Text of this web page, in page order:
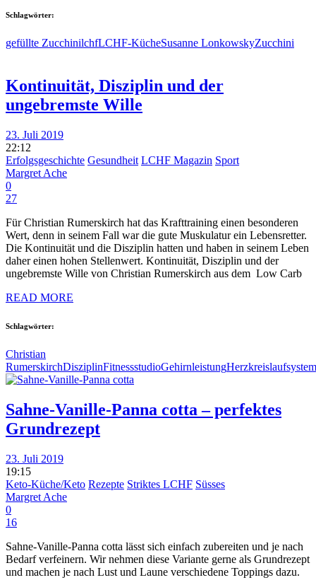
Schlagwörter:
gefüllte ZucchinilchfLCHF-KücheSusanne LonkowskyZucchini
Kontinuität, Disziplin und der
ungebremste Wille
23. Juli 2019
22:12
Erfolgsgeschichte Gesundheit LCHF Magazin Sport
Margret Ache
0
27
Für Christian Rumerskirch hat das Krafttraining einen besonderen
Wert, denn in seinem Fall war die gute Muskulatur ein Lebensretter.
Die Kontinuität und die Disziplin hatten und haben in seinem Leben
daher einen hohen Stellenwert. Kontinuität, Disziplin und der
ungebremste Wille von Christian Rumerskirch aus dem Low Carb
READ MORE
Schlagwörter:
Christian
RumerskirchDisziplinFitnessstudioGehirnleistung
Sahne-Vanille-Panna cotta – perfektes
Grundrezept
23. Juli 2019
19:15
Keto-Küche/Keto Rezepte Striktes LCHF Süsses
Margret Ache
0
16
Sahne-Vanille-Panna cotta lässt sich einfach zubereiten und je nach
Bedarf verfeinern. Wir nehmen diese Variante gerne als Grundrezept
und machen je nach Lust und Laune verschiedene Toppings dazu.